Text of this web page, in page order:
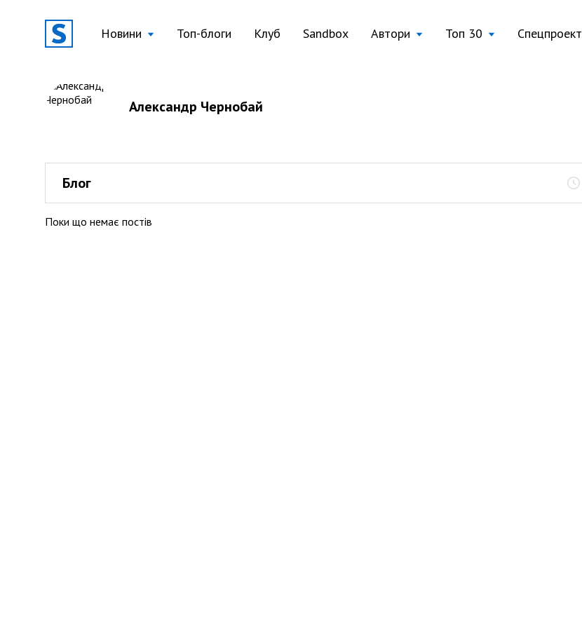
Новини Топ-блоги Клуб Sandbox Автори Топ 30 Спецпроект
Александр Чернобай
Блог
Поки що немає постів